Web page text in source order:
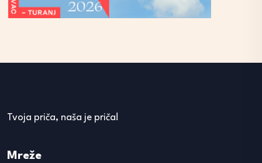
Tvoja priča, naša je priča!
Mreže